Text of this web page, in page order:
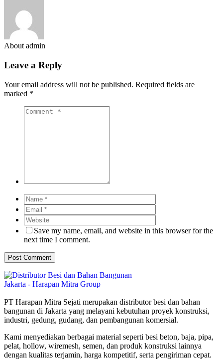
About admin
Leave a Reply
Your email address will not be published. Required fields are
marked *
Save my name, email, and website in this browser for the
next time I comment.
PT Harapan Mitra Sejati merupakan distributor besi dan bahan
bangunan di Jakarta yang melayani kebutuhan proyek konstruksi,
industri, gedung, gudang, dan pembangunan komersial.
Kami menyediakan berbagai material seperti besi beton, baja, pipa,
pelat, hollow, wiremesh, semen, dan produk konstruksi lainnya
dengan kualitas terjamin, harga kompetitif, serta pengiriman cepat.